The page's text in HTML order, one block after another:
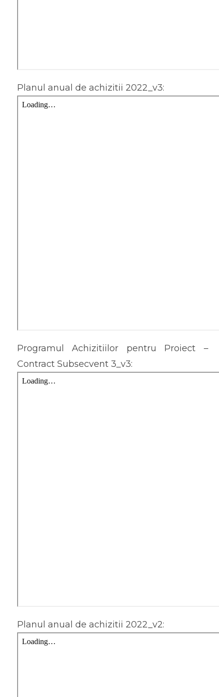
Planul anual de achizitii 2022_v3:
Programul Achizitiilor pentru Proiect –
Contract Subsecvent 3_v3:
Planul anual de achizitii 2022_v2: